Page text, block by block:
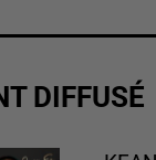
DIFFUSÉ